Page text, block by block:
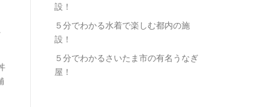
設！
５分でわかる水着で楽しむ都内の施
設！
５分でわかるさいたま市の有名うなぎ
屋！